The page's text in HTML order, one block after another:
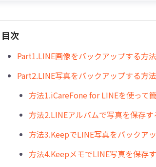
目次
Part1.LINE画像をバックアップする方法
Part2.LINE写真をバックアップする方
方法1.iCareFone for LINEを使って
方法2.LINEアルバムで写真を保存す
方法3.KeepでLINE写真をバックア
方法4.KeepメモでLINE写真を保存